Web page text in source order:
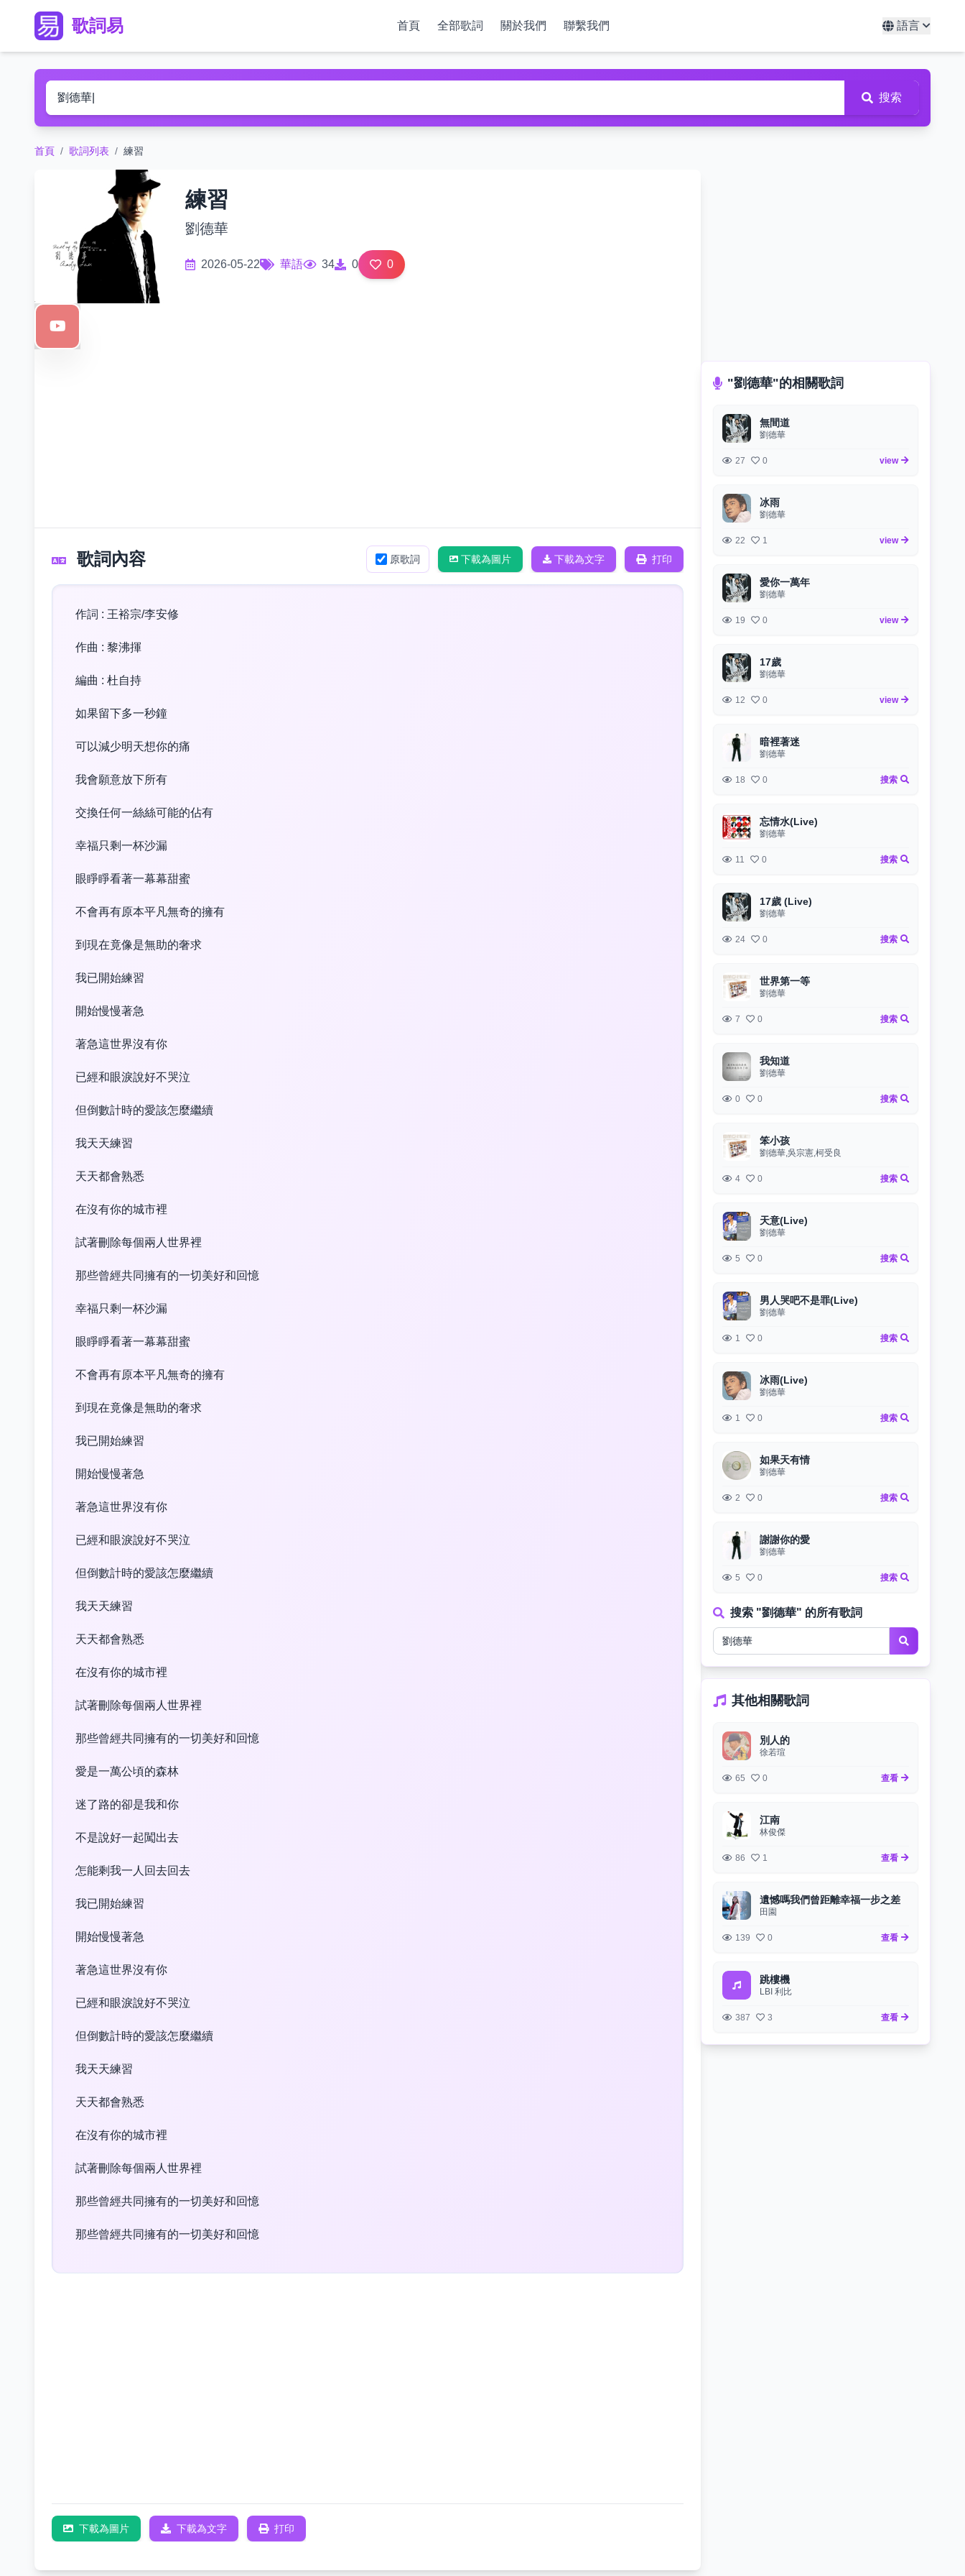
歌詞易 首頁 全部歌詞 關於我們 聯繫我們 語言
搜索
首頁 / 歌詞列表 / 練習
練習
劉德華
2026-05-22 華語 34 0 0
歌詞內容 原歌詞 下載為圖片 下載為文字 打印
作詞 : 王裕宗/李安修
作曲 : 黎沸揮
編曲 : 杜自持
如果留下多一秒鐘
可以減少明天想你的痛
我會願意放下所有
交換任何一絲絲可能的佔有
幸福只剩一杯沙漏
眼睜睜看著一幕幕甜蜜
不會再有原本平凡無奇的擁有
到現在竟像是無助的奢求
我已開始練習
開始慢慢著急
著急這世界沒有你
已經和眼淚說好不哭泣
但倒數計時的愛該怎麼繼續
我天天練習
天天都會熟悉
在沒有你的城市裡
試著刪除每個兩人世界裡
那些曾經共同擁有的一切美好和回憶
幸福只剩一杯沙漏
眼睜睜看著一幕幕甜蜜
不會再有原本平凡無奇的擁有
到現在竟像是無助的奢求
我已開始練習
開始慢慢著急
著急這世界沒有你
已經和眼淚說好不哭泣
但倒數計時的愛該怎麼繼續
我天天練習
天天都會熟悉
在沒有你的城市裡
試著刪除每個兩人世界裡
那些曾經共同擁有的一切美好和回憶
愛是一萬公頃的森林
迷了路的卻是我和你
不是說好一起闖出去
怎能剩我一人回去回去
我已開始練習
開始慢慢著急
著急這世界沒有你
已經和眼淚說好不哭泣
但倒數計時的愛該怎麼繼續
我天天練習
天天都會熟悉
在沒有你的城市裡
試著刪除每個兩人世界裡
那些曾經共同擁有的一切美好和回憶
那些曾經共同擁有的一切美好和回憶
下載為圖片 下載為文字 打印
"劉德華"的相關歌詞
無間道
劉德華
27 0 view
冰雨
劉德華
22 1 view
愛你一萬年
劉德華
19 0 view
17歲
劉德華
12 0 view
暗裡著迷
劉德華
18 0 搜索
忘情水(Live)
劉德華
11 0 搜索
17歲 (Live)
劉德華
24 0 搜索
世界第一等
劉德華
7 0 搜索
我知道
劉德華
0 0 搜索
笨小孩
劉德華,吳宗憲,柯受良
4 0 搜索
天意(Live)
劉德華
5 0 搜索
男人哭吧不是罪(Live)
劉德華
1 0 搜索
冰雨(Live)
劉德華
1 0 搜索
如果天有情
劉德華
2 0 搜索
謝謝你的愛
劉德華
5 0 搜索
搜索 "劉德華" 的所有歌詞
其他相關歌詞
別人的
徐若瑄
65 0 查看
江南
林俊傑
86 1 查看
遺憾嗎我們曾距離幸福一步之差
田園
139 0 查看
跳樓機
LBI 利比
387 3 查看